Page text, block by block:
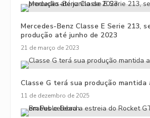
Mercedes-Benz Classe E Serie 213,
produção até junho de 2023
21 de março de 2023
Classe G terá sua produção mantida
11 de dezembro de 2025